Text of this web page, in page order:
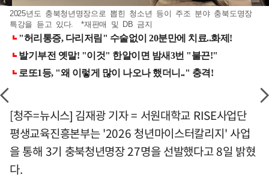
2025년도 충북청년명장으로 뽑힌 청소년 등이 주조 분야 충북도명장
특강을 듣고 있다. *재판매 및 DB 금지
[청주=뉴시스] 김재광 기자 = 서원대학교 RISE사업단
평생교육진흥본부는 '2026 청년마이스터칼리지' 사업
을 통해 3기 충북청년명장 27명을 선발했다고 8일 밝혔
다.